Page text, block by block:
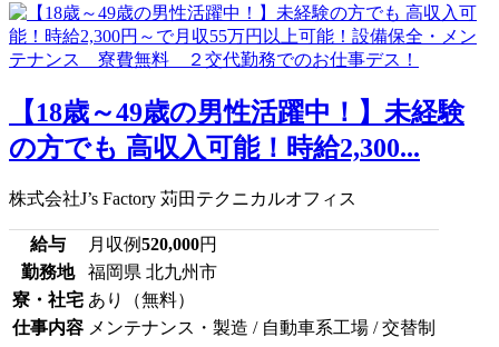
【18歳～49歳の男性活躍中！】未経験
の方でも 高収入可能！時給2,300...
株式会社J’s Factory 苅田テクニカルオフィス
給与 月収例520,000円
勤務地
福岡県 北九州市
寮・社宅 あり（無料）
仕事内容 メンテナンス・製造 / 自動車系工場 / 交替制